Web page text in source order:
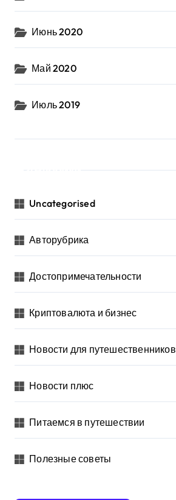
Июнь 2020
Май 2020
Июль 2019
Uncategorised
Авторубрика
Достопримечательности
Криптовалюта и бизнес
Новости для путешественников
Новости плюс
Питаемся в путешествии
Полезные советы